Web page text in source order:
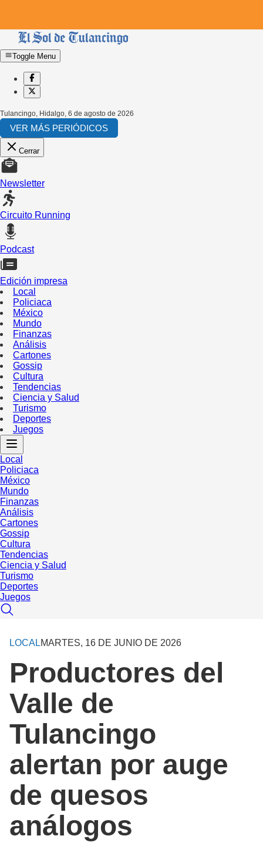
Toggle Menu
Tulancingo, Hidalgo, 6 de agosto de 2026
VER MÁS PERIÓDICOS
Cerrar
Newsletter
Circuito Running
Podcast
Edición impresa
Local
Policiaca
México
Mundo
Finanzas
Análisis
Cartones
Gossip
Cultura
Tendencias
Ciencia y Salud
Turismo
Deportes
Juegos
Local
Policiaca
México
Mundo
Finanzas
Análisis
Cartones
Gossip
Cultura
Tendencias
Ciencia y Salud
Turismo
Deportes
Juegos
LOCALMARTES, 16 DE JUNIO DE 2026
Productores del
Valle de
Tulancingo
alertan por auge
de quesos
análogos